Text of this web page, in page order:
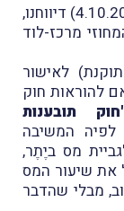
במבזק האחרון (מבזק מס' 1993 מיום 4.10.2022) דיווחנו,
מרכז-לוד
לאישור
להוראות חוק
תובענות
לפיה המשיבה
מס ביֶתֶר,
את שיעור המס
מבלי שהדבר